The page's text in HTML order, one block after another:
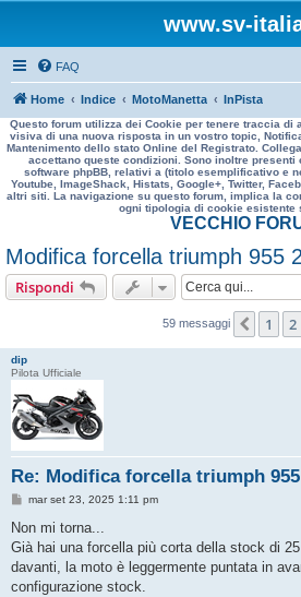
www.sv-
FAQ
Home Indice MotoManetta InPista
Questo forum utilizza dei Cookie per tenere traccia di
visiva di una nuova risposta in un vostro topic,
Mantenimento dello stato Online del Registrato.
accettano queste condizioni. Sono inoltre
software phpBB, relativi a (titolo esemplificativo e
Youtube, ImageShack, Histats, Google+, Twitter,
altri siti. La navigazione su questo forum, implica la
ogni tipologia di cookie esistente
VECCHIO
Modifica forcella triumph 955
Rispondi
59 messaggi 1 2
dip
Pilota Ufficiale
Re: Modifica forcella triumph 955
M
s
a
g
i
mar set 23, 2025 1:11 pm
Non mi torna...
Già hai una forcella più corta della stock di
davanti, la moto è leggermente puntata in
configurazione stock.